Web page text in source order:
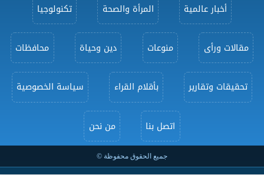
أخبار عالمية المرأة والصحة تكنولوجيا
مقالات ورأى منوعات دين وحياة محافظات
تحقيقات وتقارير بأقلام القراء سياسة الخصوصية
اتصل بنا من نحن
جميع الحقوق محفوظة ©